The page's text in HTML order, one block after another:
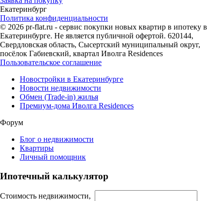
Екатеринбург
Политика конфиденциальности
© 2026 pr-flat.ru - сервис покупки новых квартир в ипотеку в
Екатеринбурге. Не является публичной офертой. 620144,
Свердловская область, Сысертский муниципальный округ,
посёлок Габиевский, квартал Иволга Residences
Пользовательское соглашение
Новостройки в Екатеринбурге
Новости недвижимости
Обмен (Trade-in) жилья
Премиум-дома Иволга Residences
Форум
Блог о недвижимости
Квартиры
Личный помощник
Ипотечный калькулятор
Стоимость недвижимости,